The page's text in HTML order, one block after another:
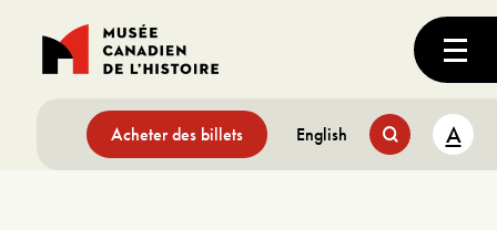
Acheter des billets English A